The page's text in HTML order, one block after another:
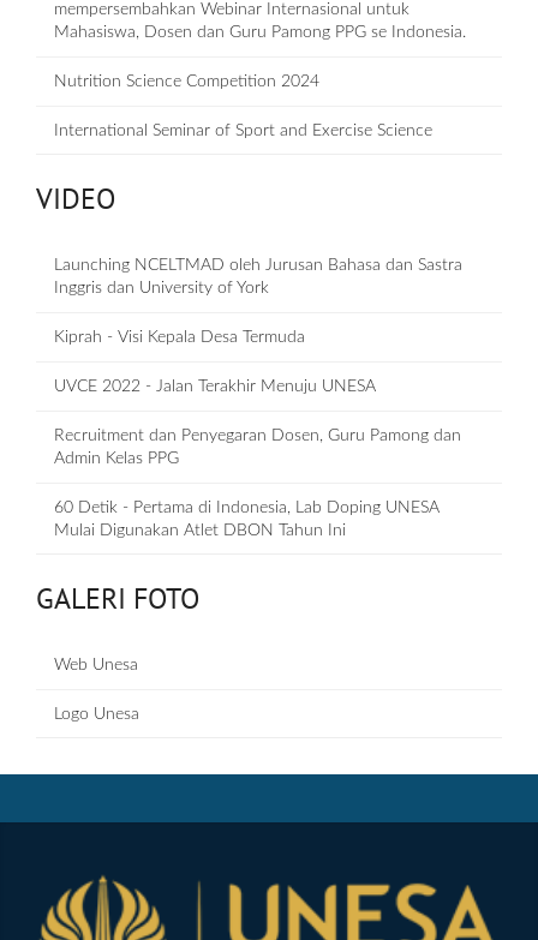
mempersembahkan Webinar Internasional untuk
Mahasiswa, Dosen dan Guru Pamong PPG se Indonesia.
Nutrition Science Competition 2024
International Seminar of Sport and Exercise Science
VIDEO
Launching NCELTMAD oleh Jurusan Bahasa dan Sastra
Inggris dan University of York
Kiprah - Visi Kepala Desa Termuda
UVCE 2022 - Jalan Terakhir Menuju UNESA
Recruitment dan Penyegaran Dosen, Guru Pamong dan
Admin Kelas PPG
60 Detik - Pertama di Indonesia, Lab Doping UNESA
Mulai Digunakan Atlet DBON Tahun Ini
GALERI FOTO
Web Unesa
Logo Unesa